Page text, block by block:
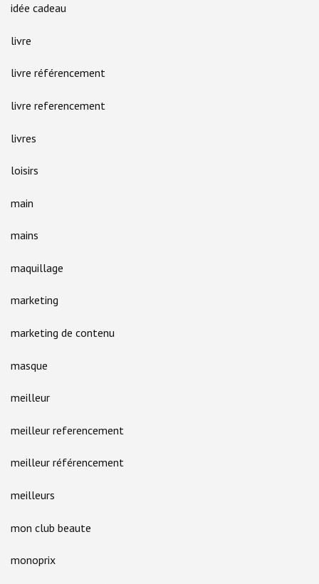
idée cadeau
livre
livre référencement
livre referencement
livres
loisirs
main
mains
maquillage
marketing
marketing de contenu
masque
meilleur
meilleur referencement
meilleur référencement
meilleurs
mon club beaute
monoprix